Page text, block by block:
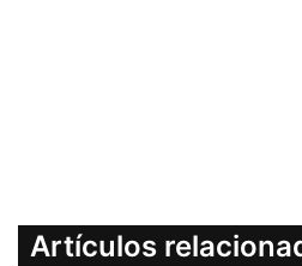
Artículos